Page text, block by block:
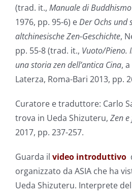
(trad. it., Manuale di
1976, pp. 95-6) eDer Ochs und
altchinesische Zen-Geschichte,
pp. 55-8 (trad. it., Vuoto/Pieno.
una storia zen dell’antica Cina,
Laterza, Roma-Bari 2013, pp.
Curatore e traduttore: Carlo
trova in Ueda Shizuteru, Zen
2017, pp. 237-257.
Guarda il video introduttivo
organizzato da ASIA che ha
Ueda Shizuteru. Interprete